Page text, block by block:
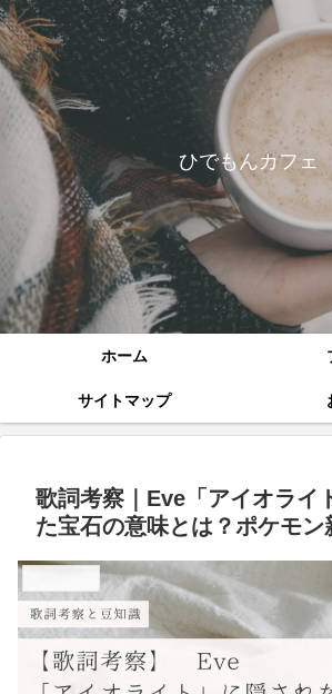
ひでもんカフェ
ホーム
サイトマップ
歌詞考察｜Eve「アイオライ
た宝石の意味とは？ポケモン